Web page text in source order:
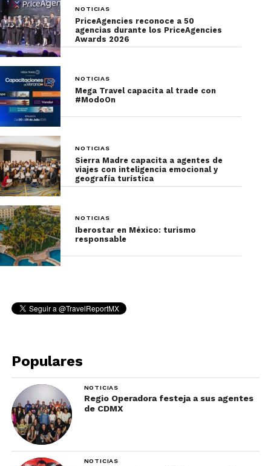
Por último, cabe destacar que la alianza estratégica
entre Emirates y Mega Travel, ofrece una
cobertura total de todo Medio Oriente y Europa
gracias a su escala en la ciudad de Barcelona, que
funciona como puente turístico entre América,
Europa y Medio Oriente.
Estamos seguros queMega Travel
Airlinecontinuarán expandiendo su portafolio de
destinos y brindando la mejor experiencia
NOTICIAS
PriceAgencies reconoce a 50
agencias durante los PriceAgencies
Awards 2026
NOTICIAS
Mega Travel capacita al trade con
#ModoOn
NOTICIAS
Sierra Madre capacita a agentes de
viajes con inteligencia emocional y
geografía turística
NOTICIAS
Iberostar en México: turismo
responsable
Populares
NOTICIAS
Regio Operadora festeja a sus agentes
de CDMX
NOTICIAS